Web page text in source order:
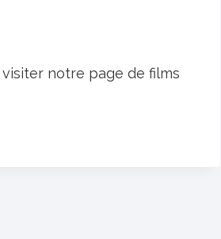
visiter notre page de films